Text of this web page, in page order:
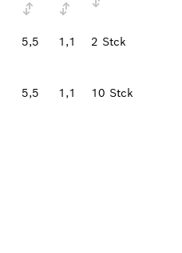
5,5 1,1 2 Stck
5,5 1,1 10 Stck